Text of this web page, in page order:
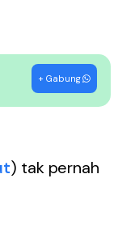
+ Gabung
) tak pernah